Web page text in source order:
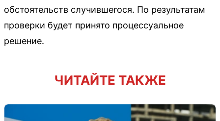
обстоятельств случившегося. По результатам
проверки будет принято процессуальное
решение.
ЧИТАЙТЕ ТАКЖЕ